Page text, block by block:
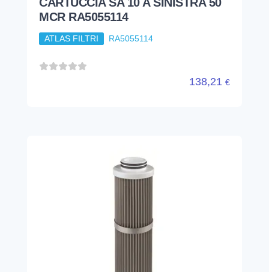
MCR RA5055114
ATLAS FILTRI RA5055114
138,21 €